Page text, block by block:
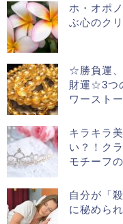
ホ・オポ
ぶ心のク
☆勝負運
財運☆3つ
ワースト
キラキラ
い？！ク
モチーフ
自分が「
に秘めら